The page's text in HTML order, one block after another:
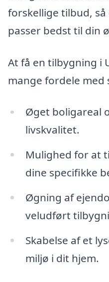
forskellige tilbud,
passer bedst til din
At få en tilbygning i
mange fordele med
Øget boligareal
livskvalitet.
Mulighed for at
dine specifikke
Øgning af
veludført
Skabelse af et
miljø i dit hjem.